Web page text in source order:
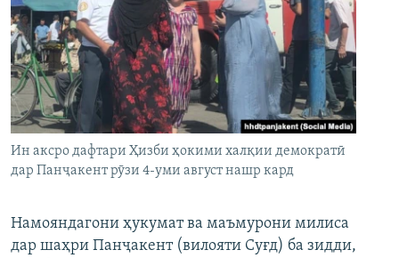
Ин аксро дафтари Ҳизби ҳокими халқии демократӣ
дар Панҷакент рӯзи 4-уми август нашр кард
Намояндагони ҳукумат ва маъмурони милиса
дар шаҳри Панҷакент (вилояти Суғд) ба зидди,